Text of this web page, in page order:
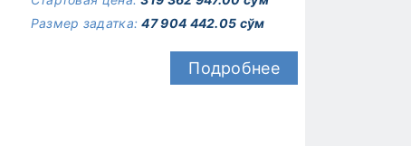
Размер задатка:47 904 442.05 сўм
Подробнее